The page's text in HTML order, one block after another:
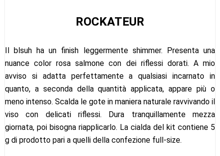
ROCKATEUR
Il blsuh ha un finish leggermente shimmer. Presenta una
nuance color rosa salmone con dei riflessi dorati. A mio
avviso si adatta perfettamente a qualsiasi incarnato in
quanto, a seconda della quantità applicata, appare più o
meno intenso. Scalda le gote in maniera naturale ravvivando il
viso con delicati riflessi. Dura tranquillamente mezza
giornata, poi bisogna riapplicarlo. La cialda del kit contiene 5
g di prodotto pari a quelli della confezione full-size.